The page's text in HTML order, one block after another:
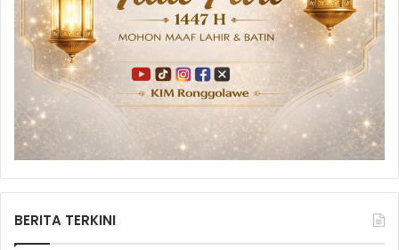
BERITA TERKINI